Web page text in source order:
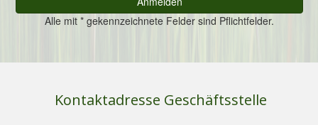
Kontaktadresse Geschäftsstelle